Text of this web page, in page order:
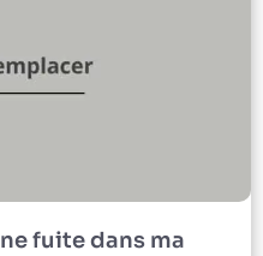
fuite dans ma